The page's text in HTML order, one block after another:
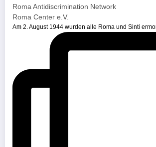
Roma Antidiscrimination Network
Roma Center e.V.
Am 2. August 1944 wurden alle Roma und Sinti